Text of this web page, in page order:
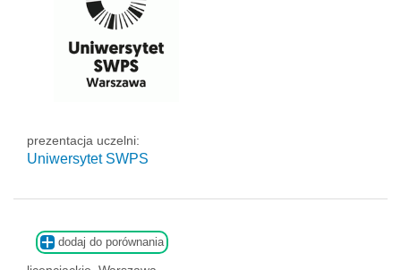
prezentacja uczelni:
Uniwersytet SWPS
dodaj do porównania